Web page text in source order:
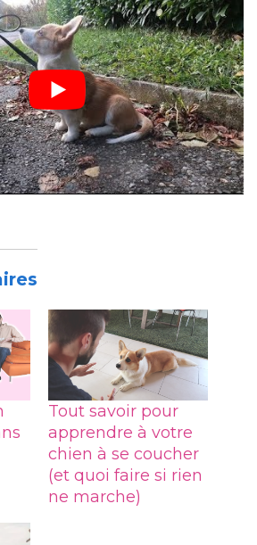
Tout savoir pour
apprendre à votre
chien à se coucher
(et quoi faire si rien
ne marche)